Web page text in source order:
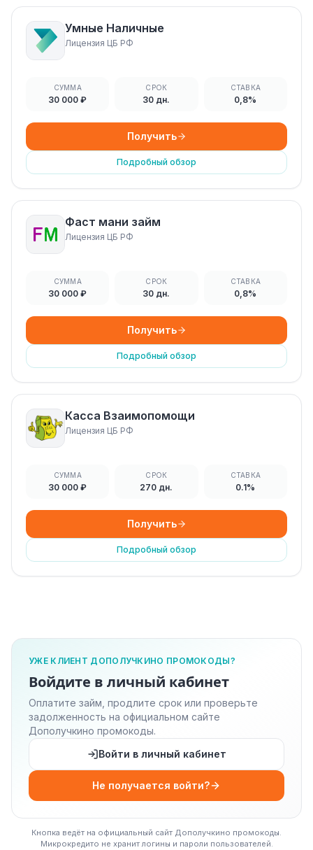
Умные Наличные
Лицензия ЦБ РФ
СУММА
30 000 ₽
СРОК
30 дн.
СТАВКА
0,8%
Получить
Подробный обзор
Фаст мани займ
Лицензия ЦБ РФ
СУММА
30 000 ₽
СРОК
30 дн.
СТАВКА
0,8%
Получить
Подробный обзор
Касса Взаимопомощи
Лицензия ЦБ РФ
СУММА
30 000 ₽
СРОК
270 дн.
СТАВКА
0.1%
Получить
Подробный обзор
УЖЕ КЛИЕНТ ДОПОЛУЧКИНО ПРОМОКОДЫ?
Войдите в личный кабинет
Оплатите займ, продлите срок или проверьте
задолженность на официальном сайте
Дополучкино промокоды.
Войти в личный кабинет
Не получается войти?
Кнопка ведёт на официальный сайт Дополучкино промокоды.
Микрокредито не хранит логины и пароли пользователей.